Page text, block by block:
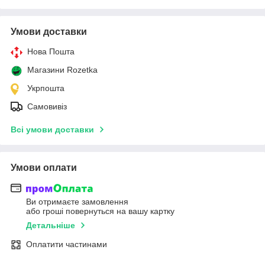
Умови доставки
Нова Пошта
Магазини Rozetka
Укрпошта
Самовивіз
Всі умови доставки
Умови оплати
Ви отримаєте замовлення
або гроші повернуться на вашу картку
Детальніше
Оплатити частинами